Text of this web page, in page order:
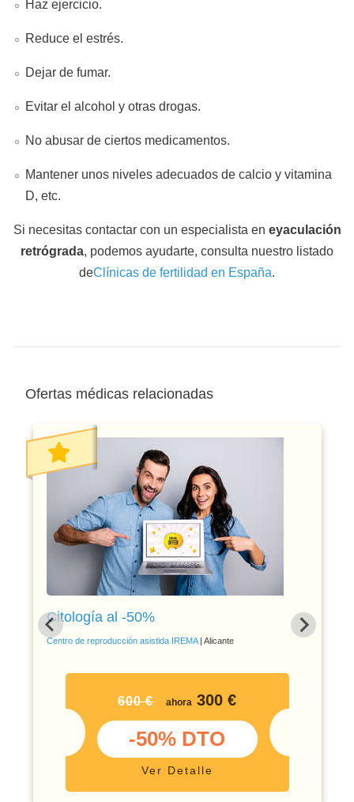
Haz ejercicio.
Reduce el estrés.
Dejar de fumar.
Evitar el alcohol y otras drogas.
No abusar de ciertos medicamentos.
Mantener unos niveles adecuados de calcio y vitamina
D, etc.
Si necesitas contactar con un especialista en eyaculación
retrógrada, podemos ayudarte, consulta nuestro listado
deClínicas de fertilidad en España.
Ofertas médicas relacionadas
Citología al -50%
Centro de reproducción asistida IREMA| Alicante
600 € ahora 300 €
-50% DTO
Ver Detalle